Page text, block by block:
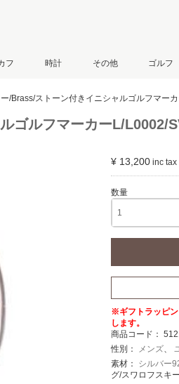
フ 時計 その他 ゴルフ
/Brass/ストーン付きイニシャルゴルフマーカ
ゴルフマーカーL/L0002/
¥ 13,200
※ギフトラッピ
します。
商品コード：
性別：
メンズ、
素材： シルバー
グ/スワロフスキ